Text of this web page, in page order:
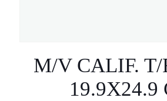
M/V CALIF. T/
19.9X24.9